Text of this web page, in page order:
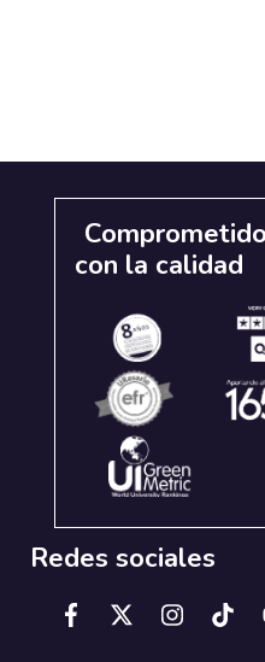
con la calidad
Redes sociales